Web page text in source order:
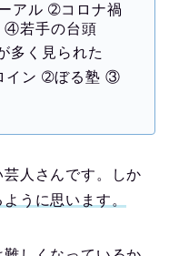
アル ➁コロナ禍
④若手の台頭
多く見られた
イン ➁ぼる塾 ③
人さんです。しか
うに思います。